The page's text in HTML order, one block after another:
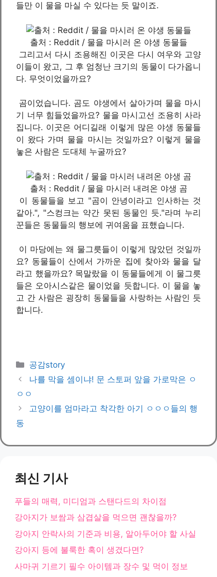
들만 이 물을 마실 수 있다는 듯 말이죠.
출처 : Reddit / 물을 마시러 온 야생 동물들
그리고서 다시 조용해진 이곳은 다시 여우와 고양
이들이 왔고, 그 후 엄청난 크기의 동물이 다가옵니
다. 무엇이었을까요?
곰이었습니다. 곰도 야생에서 살아가며 물을 마시
기 너무 힘들었을까요? 물을 마시고선 조용히 사라
집니다. 이곳은 어디길래 이렇게 많은 야생 동물들
이 왔다 가며 물을 마시는 것일까요? 이렇게 물을
놓은 사람은 도대체 누굴까요?
출처 : Reddit / 물을 마시러 내려온 야생 곰
이 동물들을 보고 "곰이 안녕이라고 인사하는 것
같아.", "스컹크는 약간 못된 동물인 듯."라며 누리
꾼들은 동물들의 행보에 귀여움을 표했습니다.
이 마당에는 왜 물그릇들이 이렇게 많았던 것일까
요? 동물들이 산에서 가까운 집에 찾아와 물을 달
라고 했을까요? 목말랐을 이 동물들에게 이 물그릇
들은 오아시스같은 물이었을 듯합니다. 이 물을 놓
고 간 사람은 굉장히 동물들을 사랑하는 사람인 듯
합니다.
카
테
고
리
공감story
나를 막을 셈이냐! 문 스토퍼 앞을 가로막은 ㅇ
ㅇㅇ
고양이를 엄마라고 착각한 아기 ㅇㅇㅇ들의 행
동
최신 기사
푸들의 매력, 미디엄과 스탠다드의 차이점
강아지가 보쌈과 삼겹살을 먹으면 괜찮을까?
강아지 안락사의 기준과 비용, 알아두어야 할 사실
강아지 등에 불룩한 혹이 생겼다면?
사마귀 기르기 필수 아이템과 장수 및 먹이 정보